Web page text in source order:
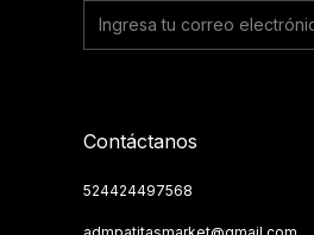
Contáctanos
524424497568